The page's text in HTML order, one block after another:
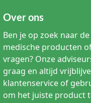
Over ons
Ben je op zoek naar
medische producten
vragen? Onze
graag en altijd
klantenservice of
om het juiste product